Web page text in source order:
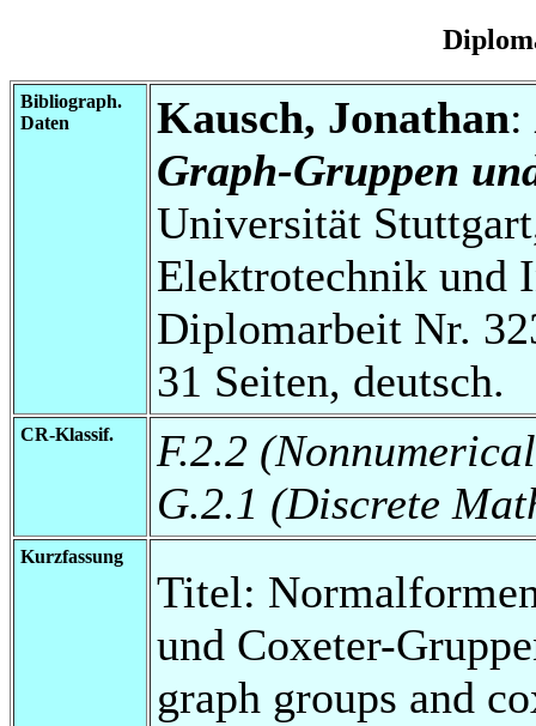
Bibliograph.
Daten
Kausch, Jonathan:
Graph-Gruppen
Universität
Elektrotechnik und
Diplomarbeit Nr.
31 Seiten, deutsch.
CR-Klassif.
F.2.2
G.2.1 (Discrete
Kurzfassung
Titel:
und Coxeter-
graph groups and